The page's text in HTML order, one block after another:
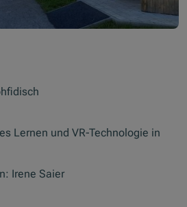
Lernen und VR-Technologie in
Irene Saier